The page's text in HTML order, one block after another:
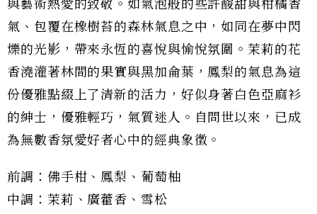
與藝術熱愛的致敬。如氣泡般的些許酸甜與柑橘香
氣、包覆在橡樹苔的森林氣息之中，如同在夢中閃
爍的光影，帶來永恆的喜悅與愉悅氛圍。茉莉的花
香澆灌著林間的果實與黑加侖葉，鳳梨的氣息為這
份優雅點綴上了清新的活力，好似身著白色亞麻衫
的紳士，優雅輕巧，氣質迷人。自問世以來，已成
為無數香氛愛好者心中的經典象徵。
前調：佛手柑、鳳梨、葡萄柚
中調：茉莉、廣藿香、雪松